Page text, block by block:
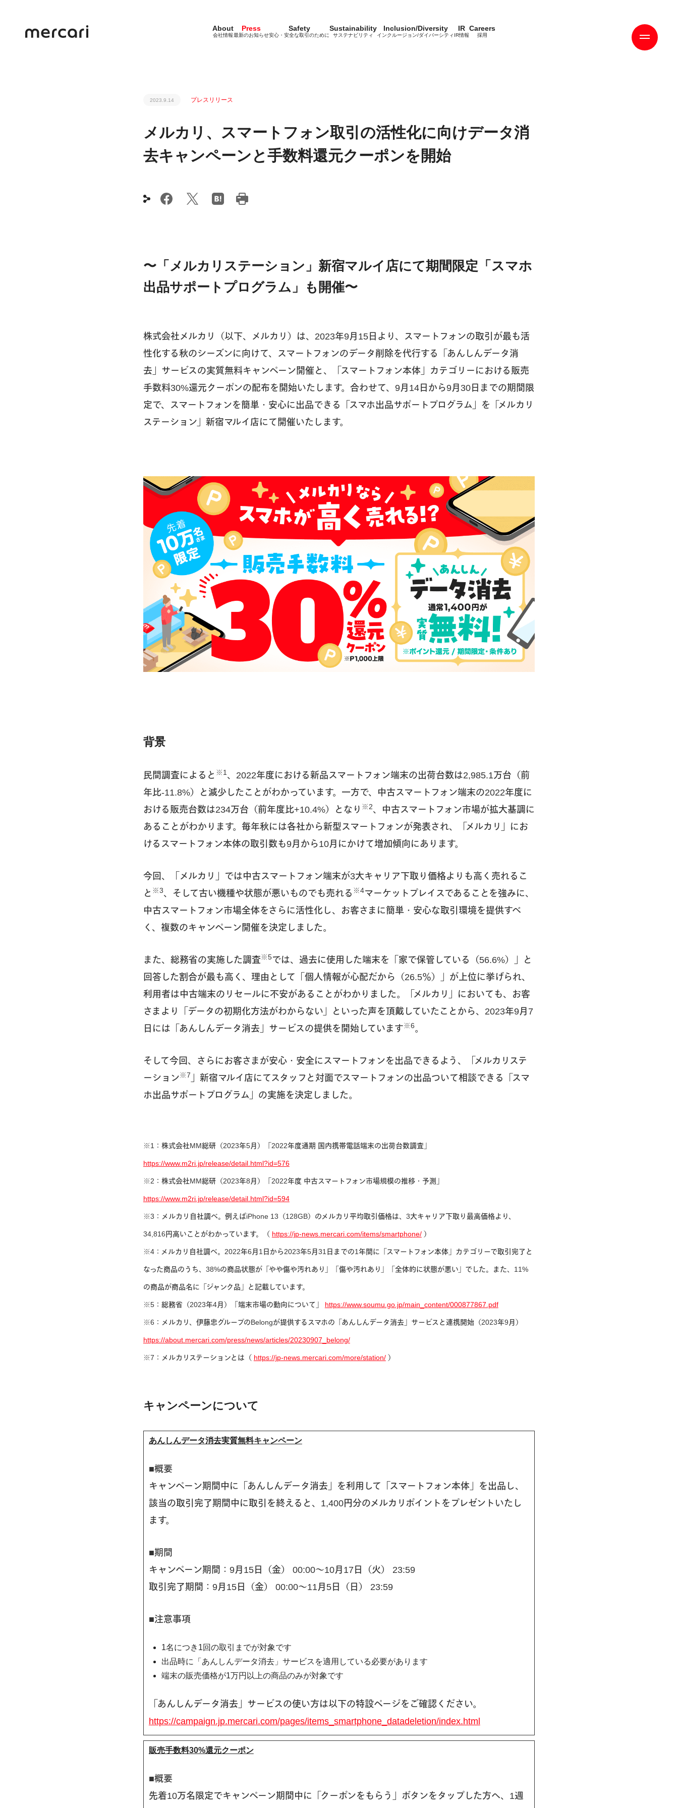
About
会社情報
Press
最新のお知らせ
Safety
安心・安全な取引のために
Sustainability
サステナビリティ
Inclusion/Diversity
インクルージョン/ダイバーシティ
IR
IR情報
Careers
採用
2023.9.14 プレスリリース
メルカリ、スマートフォン取引の活性化に向けデータ消
去キャンペーンと手数料還元クーポンを開始
〜「メルカリステーション」新宿マルイ店にて期間限定「スマホ
出品サポートプログラム」も開催〜
株式会社メルカリ（以下、メルカリ）は、2023年9月15日より、スマートフォンの取引が最も活
性化する秋のシーズンに向けて、スマートフォンのデータ削除を代行する「あんしんデータ消
去」サービスの実質無料キャンペーン開催と、「スマートフォン本体」カテゴリーにおける販売
手数料30%還元クーポンの配布を開始いたします。合わせて、9月14日から9月30日までの期間限
定で、スマートフォンを簡単・安心に出品できる「スマホ出品サポートプログラム」を「メルカリ
ステーション」新宿マルイ店にて開催いたします。
背景
民間調査によると ※1、2022年度における新品スマートフォン端末の出荷台数は2,985.1万台（前
年比-11.8%）と減少したことがわかっています。一方で、中古スマートフォン端末の2022年度に
おける販売台数は234万台（前年度比+10.4%）となり ※2、中古スマートフォン市場が拡大基調に
あることがわかります。毎年秋には各社から新型スマートフォンが発表され、「メルカリ」にお
けるスマートフォン本体の取引数も9月から10月にかけて増加傾向にあります。
今回、「メルカリ」では中古スマートフォン端末が3大キャリア下取り価格よりも高く売れるこ
と ※3、そして古い機種や状態が悪いものでも売れる ※4マーケットプレイスであることを強みに、
中古スマートフォン市場全体をさらに活性化し、お客さまに簡単・安心な取引環境を提供すべ
く、複数のキャンペーン開催を決定しました。
また、総務省の実施した調査※5では、過去に使用した端末を「家で保管している（56.6%）」と
回答した割合が最も高く、理由として「個人情報が心配だから（26.5％）」が上位に挙げられ、
利用者は中古端末のリセールに不安があることがわかりました。「メルカリ」においても、お客
さまより「データの初期化方法がわからない」といった声を頂戴していたことから、2023年9月7
日には「あんしんデータ消去」サービスの提供を開始しています ※6。
そして今回、さらにお客さまが安心・安全にスマートフォンを出品できるよう、「メルカリステ
ーション ※7
」新宿マルイ店にてスタッフと対面でスマートフォンの出品ついて相談できる「スマ
ホ出品サポートプログラム」の実施を決定しました。
※1：株式会社MM総研（2023年5月）「2022年度通期 国内携帯電話端末の出荷台数調査」
https://www.m2ri.jp/release/detail.html?id=576
※2：株式会社MM総研（2023年8月）「2022年度 中古スマートフォン市場規模の推移・予測」
https://www.m2ri.jp/release/detail.html?id=594
※3：メルカリ自社調べ。例えばiPhone 13（128GB）のメルカリ平均取引価格は、3大キャリア下取り最高価格より、
34,816円高いことがわかっています。（ https://jp-news.mercari.com/items/smartphone/）
※4：メルカリ自社調べ。2022年6月1日から2023年5月31日までの1年間に「スマートフォン本体」カテゴリーで取引完了と
なった商品のうち、38%の商品状態が「やや傷や汚れあり」「傷や汚れあり」「全体的に状態が悪い」でした。また、11%
の商品が商品名に「ジャンク品」と記載しています。
※5：総務省（2023年4月）「端末市場の動向について」 https://www.soumu.go.jp/main_content/000877867.pdf
※6：メルカリ、伊藤忠グループのBelongが提供するスマホの「あんしんデータ消去」サービスと連携開始（2023年9月）
https://about.mercari.com/press/news/articles/20230907_belong/
※7：メルカリステーションとは（ https://jp-news.mercari.com/more/station/）
キャンペーンについて
あんしんデータ消去実質無料キャンペーン
■概要
キャンペーン期間中に「あんしんデータ消去」を利用して「スマートフォン本体」を出品し、
該当の取引完了期間中に取引を終えると、1,400円分のメルカリポイントをプレゼントいたし
ます。
■期間
キャンペーン期間：9月15日（金） 00:00〜10月17日（火） 23:59
取引完了期間：9月15日（金） 00:00〜11月5日（日） 23:59
■注意事項
1名につき1回の取引までが対象です
出品時に「あんしんデータ消去」サービスを適用している必要があります
端末の販売価格が1万円以上の商品のみが対象です
「あんしんデータ消去」サービスの使い方は以下の特設ページをご確認ください。
https://campaign.jp.mercari.com/pages/items_smartphone_datadeletion/index.html
販売手数料30%還元クーポン
■概要
先着10万名限定でキャンペーン期間中に「クーポンをもらう」ボタンをタップした方へ、1週